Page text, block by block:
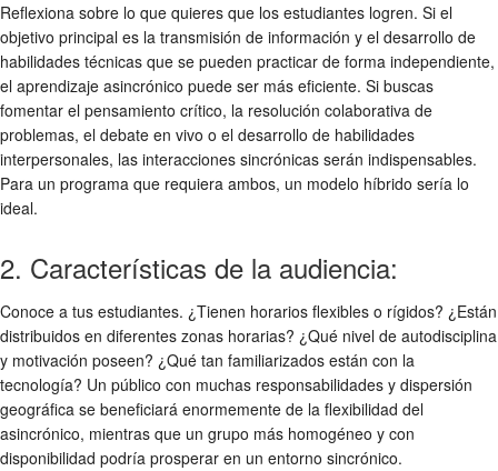
Reflexiona sobre lo que quieres que los estudiantes logren. Si el
objetivo principal es la transmisión de información y el desarrollo de
habilidades técnicas que se pueden practicar de forma independiente,
el aprendizaje asincrónico puede ser más eficiente. Si buscas
fomentar el pensamiento crítico, la resolución colaborativa de
problemas, el debate en vivo o el desarrollo de habilidades
interpersonales, las interacciones sincrónicas serán indispensables.
Para un programa que requiera ambos, un modelo híbrido sería lo
ideal.
2. Características de la audiencia:
Conoce a tus estudiantes. ¿Tienen horarios flexibles o rígidos? ¿Están
distribuidos en diferentes zonas horarias? ¿Qué nivel de autodisciplina
y motivación poseen? ¿Qué tan familiarizados están con la
tecnología? Un público con muchas responsabilidades y dispersión
geográfica se beneficiará enormemente de la flexibilidad del
asincrónico, mientras que un grupo más homogéneo y con
disponibilidad podría prosperar en un entorno sincrónico.